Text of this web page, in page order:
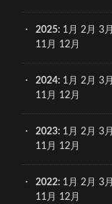
2025: 1月 2月 3月
11月
12月
2024: 1月 2月 3月
11月
12月
2023: 1月 2月 3月
11月
12月
2022: 1月 2月 3月
11月
12月